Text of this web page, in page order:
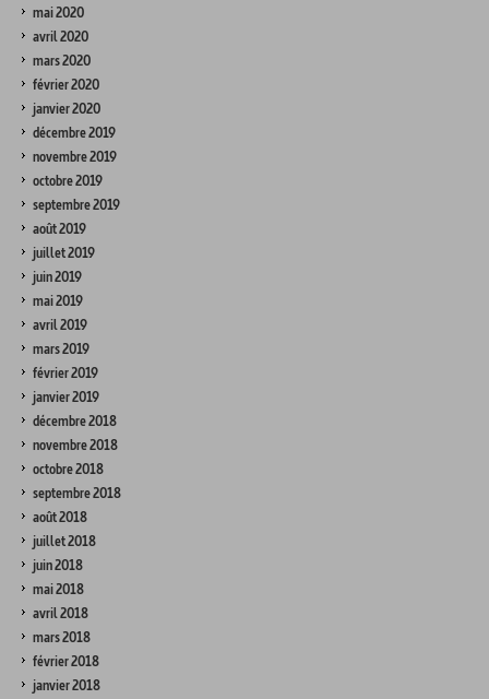
mai 2020
avril 2020
mars 2020
février 2020
janvier 2020
décembre 2019
novembre 2019
octobre 2019
septembre 2019
août 2019
juillet 2019
juin 2019
mai 2019
avril 2019
mars 2019
février 2019
janvier 2019
décembre 2018
novembre 2018
octobre 2018
septembre 2018
août 2018
juillet 2018
juin 2018
mai 2018
avril 2018
mars 2018
février 2018
janvier 2018